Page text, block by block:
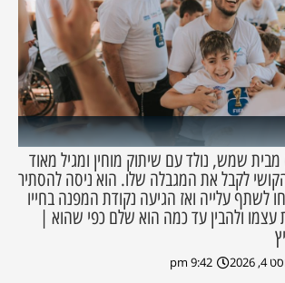
אליהו (בן 10) מבית שמש, נולד עם שיתוק מוחין ומגיל מאוד
לקבל את המגבלה שלו. הוא ניסה להסתיר
לשתף עלייה ואז הגיעה נקודת המפנה בחייו
ולהבין עד כמה הוא שלם כפי שהוא |
2026
9:42 pm